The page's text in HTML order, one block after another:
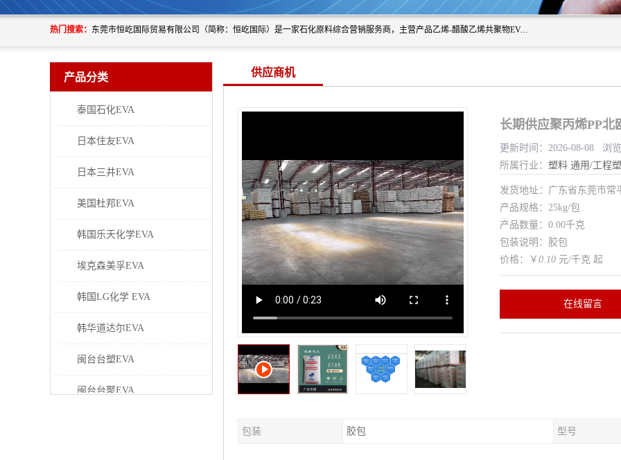
热门搜索： 东莞市恒屹国际贸易有限公司（简称：恒屹国际）是一家石化原料综合营销服务商，主营产品乙烯-醋酸乙烯共聚物EVA、聚酰胺PA（尼龙）、醚酯型热塑弹性体TPEE等，公司秉承以市场为导向的战略思想，致力于大宗石化原料在中国市场的营销服务业务，为客户提供一站式的全面服务。
产品分类
泰国石化EVA
日本住友EVA
日本三井EVA
美国杜邦EVA
韩国乐天化学EVA
埃克森美孚EVA
韩国LG化学 EVA
韩华道达尔EVA
闽台台塑EVA
闽台台聚EVA
供应商机
长期供应聚丙烯PP北
更新时间：2026-08-08 浏
所属行业： 塑料 通用/工程
发货地址：广东省东莞市常
产品规格：25kg/包
产品数量：0.00千克
包装说明：胶包
价格：￥ 0.10 元/千克 起
在线留言
包装 胶包 型号